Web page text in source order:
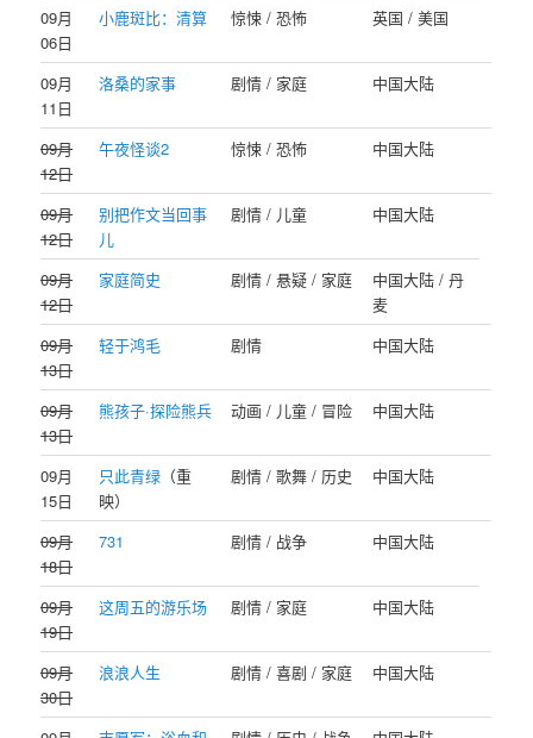
09月
06日
小鹿斑比：清算 惊悚 / 恐怖 英国 / 美国
09月
11日
洛桑的家事 剧情 / 家庭 中国大陆
09月
12日
午夜怪谈2 惊悚 / 恐怖 中国大陆
09月
12日
别把作文当回事
儿
剧情 / 儿童 中国大陆
09月
12日
家庭简史 剧情 / 悬疑 / 家庭
中国大陆 / 丹
麦
09月
13日
轻于鸿毛 剧情 中国大陆
09月
13日
熊孩子·探险熊兵 动画 / 儿童 / 冒险 中国大陆
09月
15日
只此青绿 （重
映）
剧情 / 歌舞 / 历史 中国大陆
09月
18日
731 剧情 / 战争 中国大陆
09月
19日
这周五的游乐场 剧情 / 家庭 中国大陆
09月
30日
浪浪人生 剧情 / 喜剧 / 家庭 中国大陆